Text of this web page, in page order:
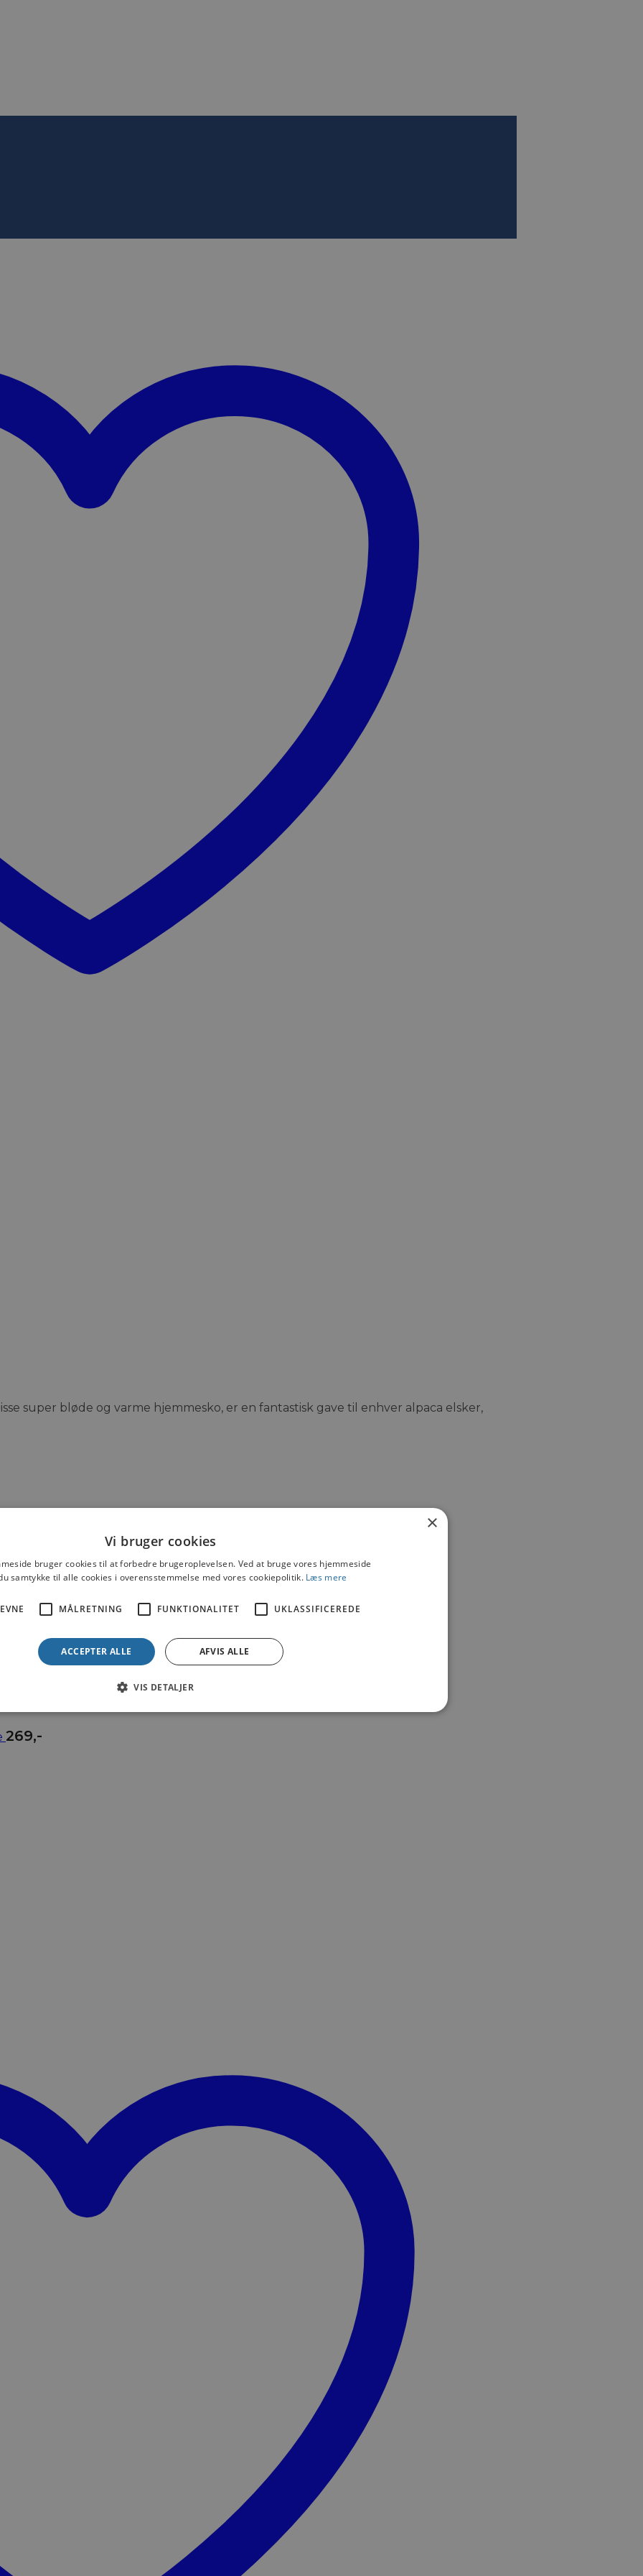
super bløde og varme hjemmesko, er en fantastisk gave til enhver alpaca elsker,
,-
269,-
×
Vi bruger cookies
bruger cookies til at forbedre brugeroplevelsen. Ved at bruge vores hjemmeside
samtykke til alle cookies i overensstemmelse med vores cookiepolitik. Læs mere
MÅLRETNING FUNKTIONALITET UKLASSIFICEREDE
ACCEPTER ALLE AFVIS ALLE
VIS DETALJER